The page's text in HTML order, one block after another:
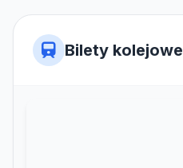
Bilety kolejowe